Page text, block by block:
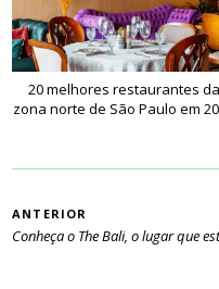
20 melhores restaurantes da
zona norte de São Paulo em
PAGINAÇÃO
ANTERIOR
Conheça o The Bali, o lugar que